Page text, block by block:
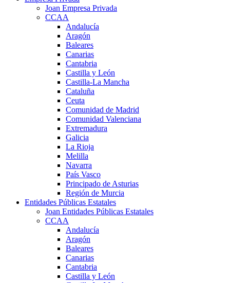
Joan Empresa Privada
CCAA
Andalucía
Aragón
Baleares
Canarias
Cantabria
Castilla y León
Castilla-La Mancha
Cataluña
Ceuta
Comunidad de Madrid
Comunidad Valenciana
Extremadura
Galicia
La Rioja
Melilla
Navarra
País Vasco
Principado de Asturias
Región de Murcia
Entidades Públicas Estatales
Joan Entidades Públicas Estatales
CCAA
Andalucía
Aragón
Baleares
Canarias
Cantabria
Castilla y León